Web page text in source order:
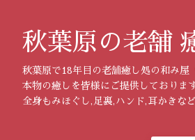
秋葉原の老舗
秋葉原で18年目の老舗癒し処の和み屋
本物の癒しを皆様にご提供しております
全身もみほぐし,足裏,ハンド,耳かきな